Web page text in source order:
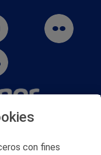
con fines